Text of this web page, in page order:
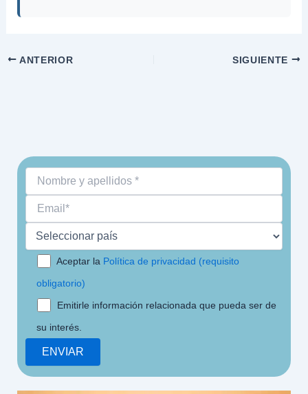
ANTERIOR SIGUIENTE
Aceptar la Política de privacidad (requisito
obligatorio)
Emitirle información relacionada que pueda ser de
su interés.